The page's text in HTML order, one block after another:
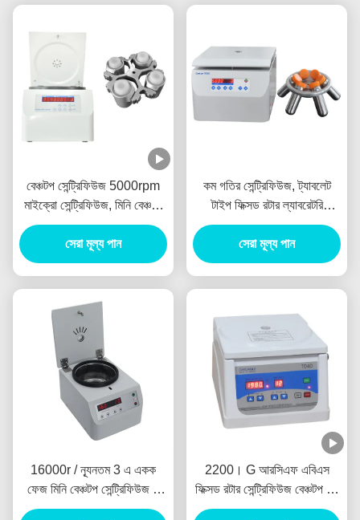
বেঞ্চটপ সেন্ট্রিফিউজ 5000rpm
মাইক্রো সেন্ট্রিফিউজ, মিনি বেঞ্চটপ
সেন্ট্রিফিউজ, সর্বোচ্চ 1000ml
সেরা মূল্য পান
কম গতির সেন্ট্রিফিউজ, ট্যাবলেট
টাইপ ফিক্সড রটার ল্যাবরেটরি
সেন্ট্রিফিউজ, 5000rpm/300ml-
এ কম গতির সেন্ট্রিফিউজ
সেরা মূল্য পান
16000r / ন্যূনতম 3 এ একক
ফেজ মিনি বেঞ্চটপ সেন্ট্রিফিউজ 5
এমএল টিউবস মাইক্রোসেন্ট্রিফিউজ
2200। G আরসিএফ এবিএস
ফিক্সড রটার সেন্ট্রিফিউজ বেঞ্চটপ লো
স্পিড 15 মিলি টিউব